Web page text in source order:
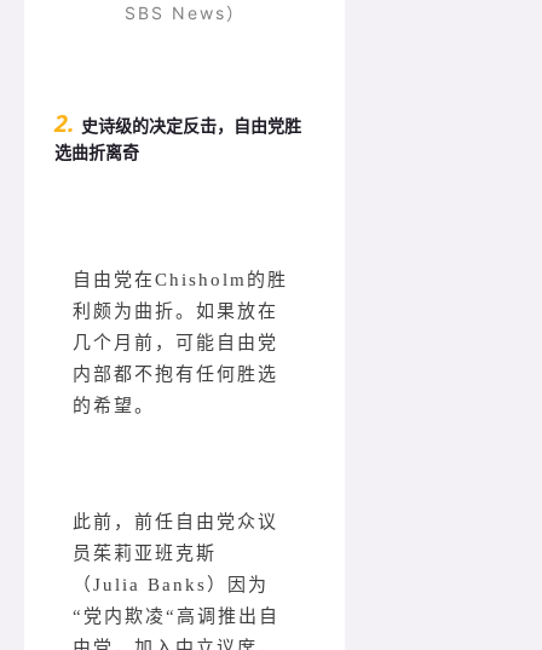
SBS News）
2. 史诗级的决定反击，自由党胜
选曲折离奇
自由党在Chisholm的胜
利颇为曲折。如果放在
几个月前，可能自由党
内部都不抱有任何胜选
的希望。
此前，前任自由党众议
员茱莉亚班克斯
（Julia Banks）因为
“党内欺凌“高调推出自